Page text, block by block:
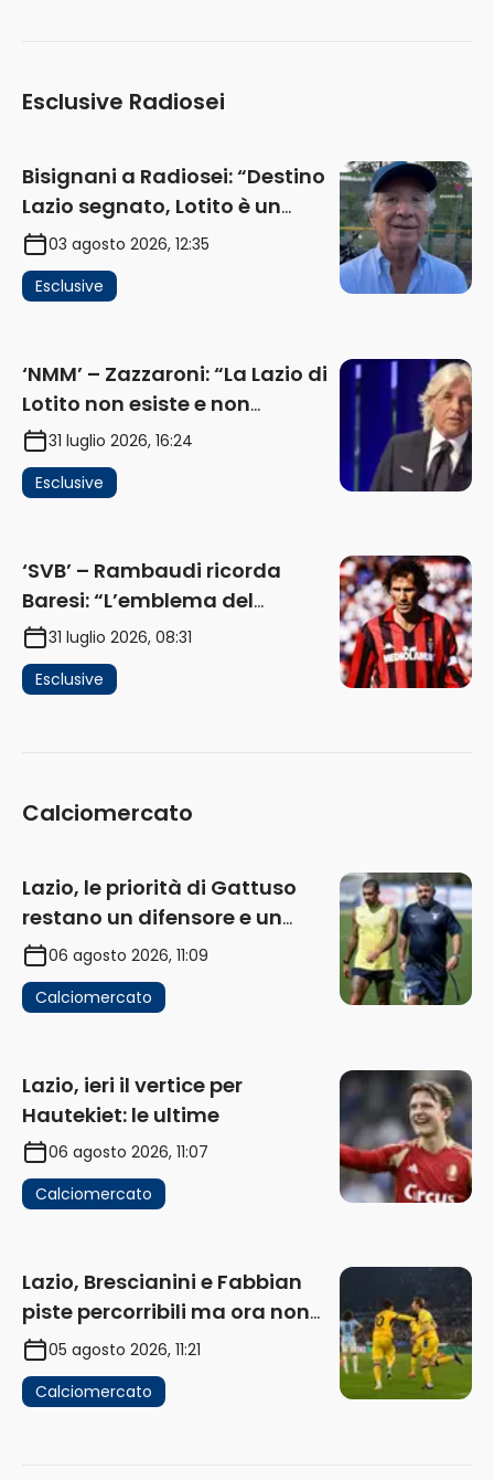
Esclusive Radiosei
Bisignani a Radiosei: “Destino
Lazio segnato, Lotito è un
problema, la chiave sono
Flaminio e politica. La protesta
e gli interessi dei fondi”
03 agosto 2026, 12:35
Esclusive
‘NMM’ – Zazzaroni: “La Lazio di
Lotito non esiste e non
funziona più. E’ ora di lasciare,
ma lui non ascolta. Pignataro?
Ho verificato…” (AUDIO)
31 luglio 2026, 16:24
Esclusive
‘SVB’ – Rambaudi ricorda
Baresi: “L’emblema del
difensore moderno completo.
Lui è il Milan” (AUDIO)
31 luglio 2026, 08:31
Esclusive
Calciomercato
Lazio, le priorità di Gattuso
restano un difensore e un
centravanti: proposto Esposito
06 agosto 2026, 11:09
Calciomercato
Lazio, ieri il vertice per
Hautekiet: le ultime
06 agosto 2026, 11:07
Calciomercato
Lazio, Brescianini e Fabbian
piste percorribili ma ora non
sono la priorità
05 agosto 2026, 11:21
Calciomercato